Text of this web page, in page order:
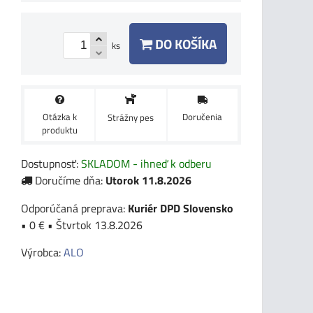
ks DO KOŠÍKA
Otázka k
produktu
Strážny pes Doručenia
Dostupnosť:SKLADOM - ihneď k odberu
Doručíme dňa: Utorok 11.8.2026
Kuriér DPD Slovensko
• 0 € • Štvrtok 13.8.2026
Výrobca:ALO